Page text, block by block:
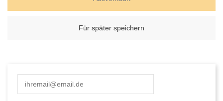
Für später speichern